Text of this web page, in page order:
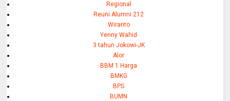
Regional
Reuni Alumni 212
Wiranto
Yenny Wahid
3 tahun Jokowi-JK
Alor
BBM 1 Harga
BMKG
BPS
BUMN